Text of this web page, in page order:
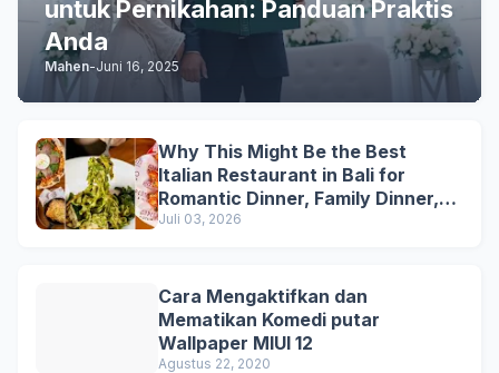
untuk Pernikahan: Panduan Praktis
Anda
Mahen-Juni 16, 2025
Why This Might Be the Best
Italian Restaurant in Bali for
Romantic Dinner, Family Dinner,
and Business Lunch
Juli 03, 2026
Cara Mengaktifkan dan
Mematikan Komedi putar
Wallpaper MIUI 12
Agustus 22, 2020